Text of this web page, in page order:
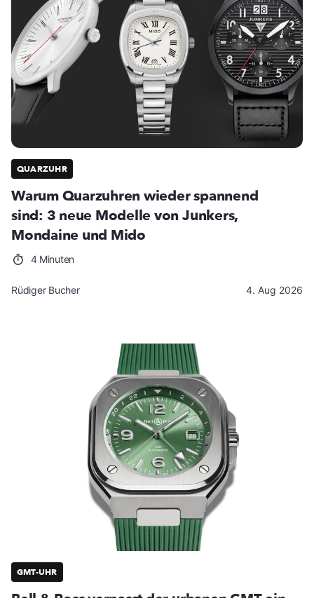
QUARZUHR
Warum Quarzuhren wieder spannend
sind: 3 neue Modelle von Junkers,
Mondaine und Mido
4 Minuten
Rüdiger Bucher 4. Aug 2026
GMT-UHR